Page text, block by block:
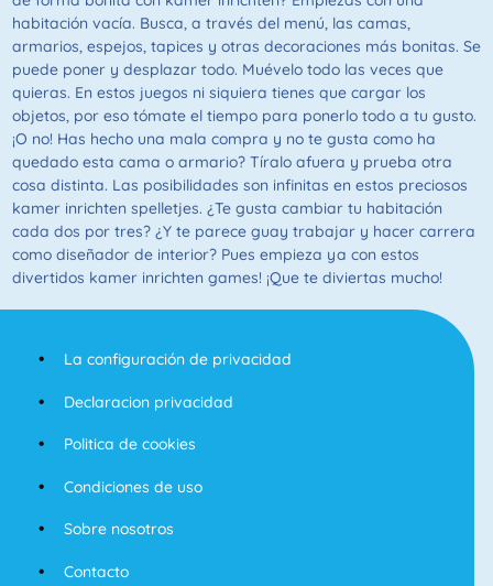
habitación vacía. Busca, a través del menú, las camas,
armarios, espejos, tapices y otras decoraciones más bonitas. Se
puede poner y desplazar todo. Muévelo todo las veces que
quieras. En estos juegos ni siquiera tienes que cargar los
objetos, por eso tómate el tiempo para ponerlo todo a tu gusto.
¡O no! Has hecho una mala compra y no te gusta como ha
quedado esta cama o armario? Tíralo afuera y prueba otra
cosa distinta. Las posibilidades son infinitas en estos preciosos
kamer inrichten spelletjes. ¿Te gusta cambiar tu habitación
cada dos por tres? ¿Y te parece guay trabajar y hacer carrera
como diseñador de interior? Pues empieza ya con estos
divertidos kamer inrichten games! ¡Que te diviertas mucho!
La configuración de privacidad
Declaracion privacidad
Politica de cookies
Condiciones de uso
Sobre nosotros
Contacto